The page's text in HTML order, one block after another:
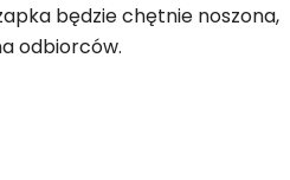
będzie chętnie noszona,
odbiorców.